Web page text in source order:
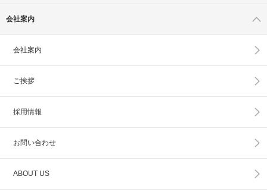
会社案内
会社案内
ご挨拶
採用情報
お問い合わせ
ABOUT US